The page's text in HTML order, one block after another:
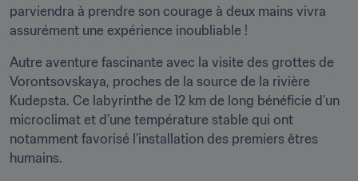
parviendra à prendre son courage à deux mains vivra
assurément une expérience inoubliable !
Autre aventure fascinante avec la visite des grottes de
Vorontsovskaya, proches de la source de la rivière
Kudepsta. Ce labyrinthe de 12 km de long bénéficie d’un
microclimat et d’une température stable qui ont
notamment favorisé l’installation des premiers êtres
humains.